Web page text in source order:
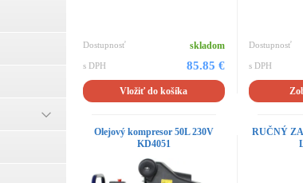
Dostupnosť skladom
s DPH 85.85 €
Vložiť do košíka
Dostupnosť
s DPH
Olejový kompresor 50L 230V
KD4051
RUČNÝ